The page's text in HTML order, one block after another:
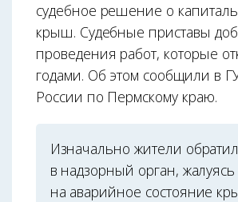
судебное решение о
крыш. Судебные приставы
проведения работ, которые
годами. Об этом сообщили в
России по Пермскому краю.
Изначально жители
в надзорный орган, жалуясь
на аварийное состояние